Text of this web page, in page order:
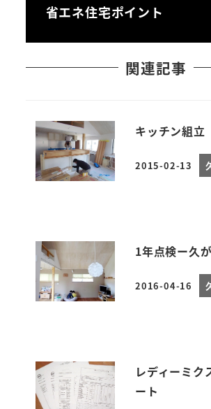
省エネ住宅ポイント
関連記事
キッチン組立
投稿日
2015-02-13
1年点検ー久
投稿日
2016-04-16
レディーミク
ート